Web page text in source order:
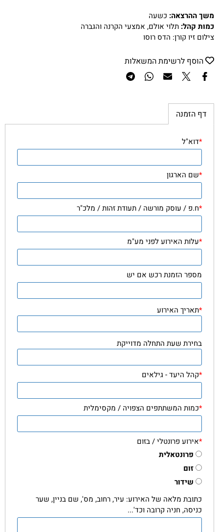
משך ההרצאה: כשעה
כמות קהל: תלוי אולם, אמצעי הקרנה והגברה
צילום זיו קורן: הדס רוסו
הוסף לרשימת המשאלות
דף הזמנה
*דוא"ל
*שם הארגון
*ח.פ / עוסק מורשה / תעודת זהות / מלכ"ר
*עלות האירוע לפני מע"מ
מספר הזמנת רכש אם יש
*תאריך האירוע
בחירת שעת התחלה מדוייקת
*קהל היעד - גילאים
*כמות המשתתפים הצפויה / מקסימלית
*אירוע פרונטלי / בזום
פרונטאלית
זום
שידור
כתובת מלאה של האירוע: עיר, רחוב, מס', שם בניין, שער
כניסה, חניה קרובה וכד'...